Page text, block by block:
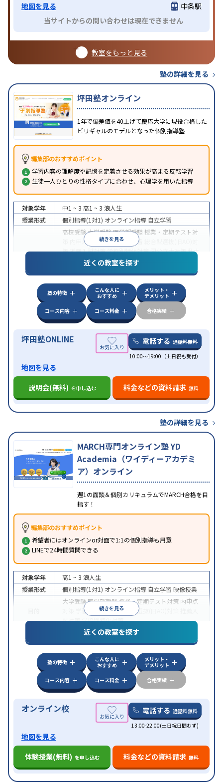
地図を見る
中条駅
当サイトからの問い合わせは現在できません
教室をもっと見る
塾の詳細を見る
坪田塾オンライン
1年で偏差値を40上げて慶応大学に現役合格した
ビリギャルのモデルとなった個別指導塾
編集部のおすすめポイント
学習内容の理解度や記憶を定着させる効果が高まる反転学習
生徒一人ひとりの性格タイプに合わせ、心理学を用いた指導
続きを見る
対象学年 中1 ~ 3 高1 ~ 3 浪人生
授業形式
個別指導(1対1) オンライン指導 自立学習
高校受験大学受験医学部受験 授業・定期テスト対
内申点対策学習習慣の定着
策推薦入試対策学校別特化対策国公立大対策私大
共通テスト対策英検(英語検定)対策
その
特徴
中高一貫校生に対応授業の振替可能 不登校生に対
学習にPC・タブレットを利用オンライン対応
科目から受講可能季節講習のみの受講可発達障害
の子どもに対応
近くの教室を探す
塾の特徴
こんな人に
おすすめ
メリット・
デメリット
コース内容
コース料金 合格実績
坪田塾ONLINE 電話する 通話料無料
10:00～19:00（土日祝も受付）
地図を見る
説明会(無料) を申し込む 料金などの資料請求 無料
塾の詳細を見る
MARCH専門オンライン塾 YD
Academia（ワイディーアカデミ
ア）オンライン
週1の面談＆個別カリキュラムでMARCH合格を目
指す！
編集部のおすすめポイント
希望者にはオンラインor対面で1:1の個別指導も用意
LINEで24時間質問できる
続きを見る
対象学年 高1 ~ 3 浪人生
授業形式
個別指導(1対1) オンライン指導 自立学習 映像授業
大学受験医学部受験授業・定期テスト対策 内申点
学習習慣の定着 総合型選抜(旧AO)対策
試対策学校別特化対策
特徴
中高一貫校生に対応授業の振替可能
学習にPC・タブレットを利用オンライン対応1
科目から受講可能
近くの教室を探す
塾の特徴
こんな人に
おすすめ
メリット・
デメリット
コース内容
コース料金 合格実績
オンライン校 電話する 通話料無料
13:00-22:00(土日祝日問わず)
地図を見る
体験授業(無料) を申し込む 料金などの資料請求 無料